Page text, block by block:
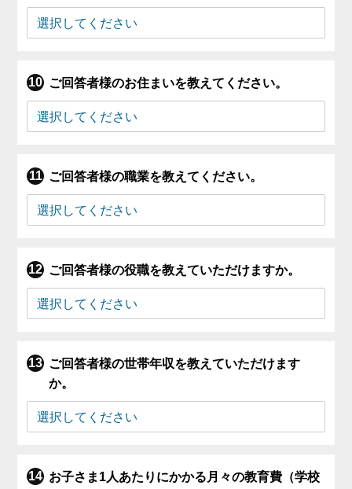
ご回答者様のお住まいを教えてください。
ご回答者様の職業を教えてください。
ご回答者様の役職を教えていただけますか。
ご回答者様の世帯年収を教えていただけます
か。
お子さま1人あたりにかかる月々の教育費（学校